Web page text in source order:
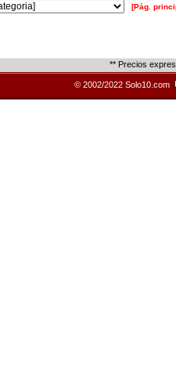
[Pág.
** Precios
© 2002/2022 Solo10.com